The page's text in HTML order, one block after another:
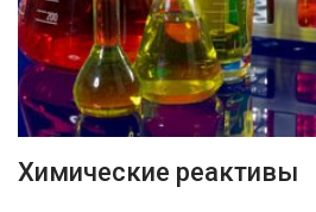
ПОДРОБНЕЕ
Химические реактивы